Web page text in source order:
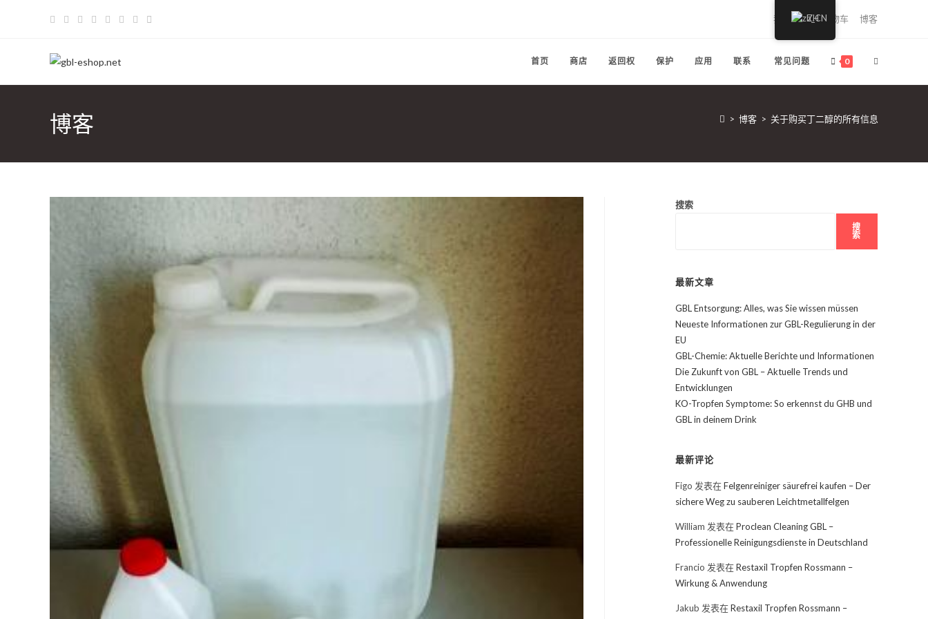
我的账户 购物车 博客
首页 商店 返回权 保护 应用 联系 常见问题 0 切
博客 > 博客 > 关于购买丁二醇的所有信息
搜索
搜
索
最新文章
GBL Entsorgung: Alles, was Sie wissen müssen
Neueste Informationen zur GBL-Regulierung in der
EU
GBL-Chemie: Aktuelle Berichte und Informationen
Die Zukunft von GBL – Aktuelle Trends und
Entwicklungen
KO-Tropfen Symptome: So erkennst du GHB und
GBL in deinem Drink
最新评论
Figo 发表在Felgenreiniger säurefrei kaufen – Der
sichere Weg zu sauberen Leichtmetallfelgen
William 发表在Proclean Cleaning GBL –
Professionelle Reinigungsdienste in Deutschland
Francio 发表在Restaxil Tropfen Rossmann –
Wirkung & Anwendung
Jakub 发表在Restaxil Tropfen Rossmann –
ZH